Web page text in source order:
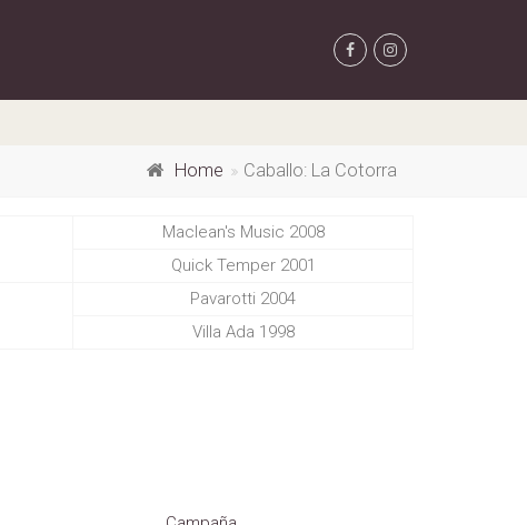
Home Caballo: La Cotorra
Maclean's Music 2008
Quick Temper 2001
Pavarotti 2004
Villa Ada 1998